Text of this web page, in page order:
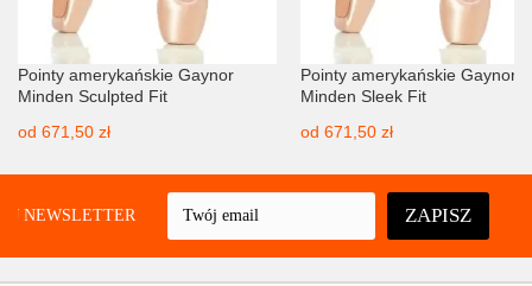
Pointy amerykańskie Gaynor
Minden Sculpted Fit
od 671,50 zł
Pointy amerykańskie Gaynor
Minden Sleek Fit
od 671,50 zł
NEWSLETTER ZAPISZ